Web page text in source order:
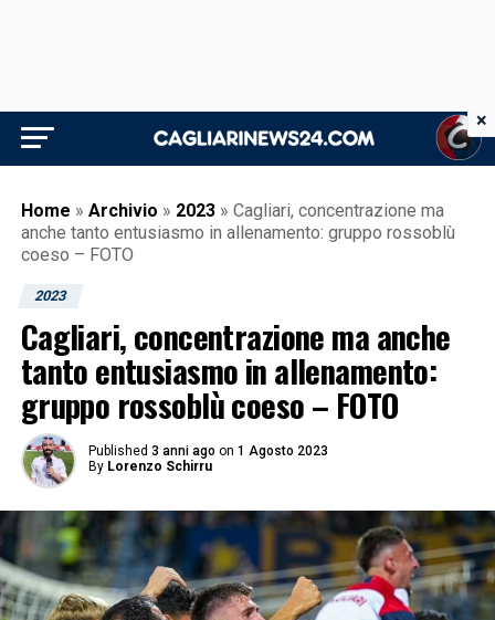
Home » Archivio » 2023 » Cagliari, concentrazione ma
anche tanto entusiasmo in allenamento: gruppo rossoblù
coeso – FOTO
2023
Cagliari, concentrazione ma anche
tanto entusiasmo in allenamento:
gruppo rossoblù coeso – FOTO
Published 3 anni ago on 1 Agosto 2023
By Lorenzo Schirru
×